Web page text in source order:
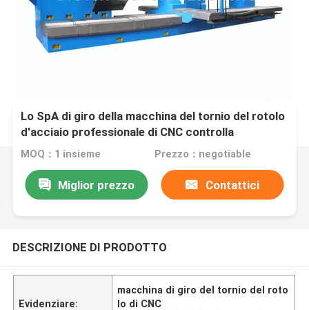
Lo SpA di giro della macchina del tornio del rotolo
d'acciaio professionale di CNC controlla
l'operazione facile
MOQ：1 insieme Prezzo：negotiable
Miglior prezzo Contattici
DESCRIZIONE DI PRODOTTO
Evidenziare:
macchina di giro del tornio del roto
lo di CNC